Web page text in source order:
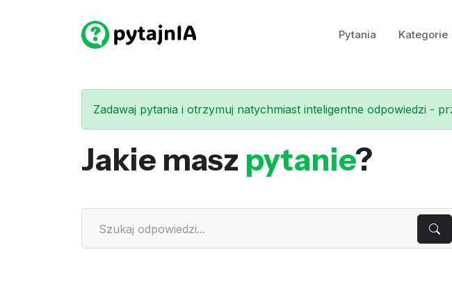
Pytania Kategorie
Zadawaj pytania i otrzymuj natychmiast inteligentne odpowiedzi -
Jakie masz pytanie?